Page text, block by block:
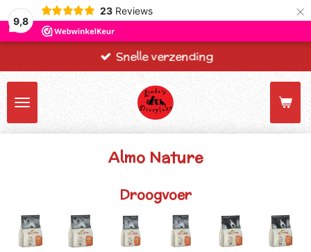
9,8
23 Reviews ×
Snelle verzending
Almo Nature
Droogvoer